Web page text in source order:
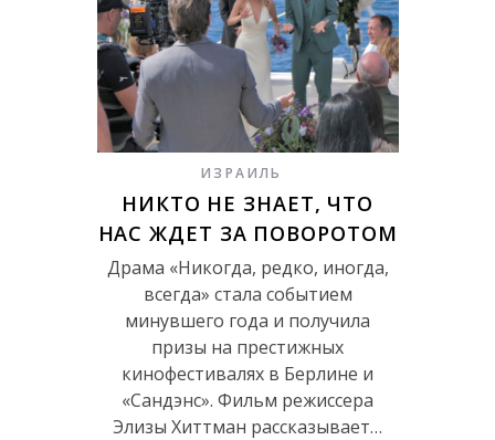
ИЗРАИЛЬ
НИКТО НЕ ЗНАЕТ, ЧТО
НАС ЖДЕТ ЗА ПОВОРОТОМ
Драма «Никогда, редко, иногда,
всегда» стала событием
минувшего года и получила
призы на престижных
кинофестивалях в Берлине и
«Сандэнс». Фильм режиссера
Элизы Хиттман рассказывает…